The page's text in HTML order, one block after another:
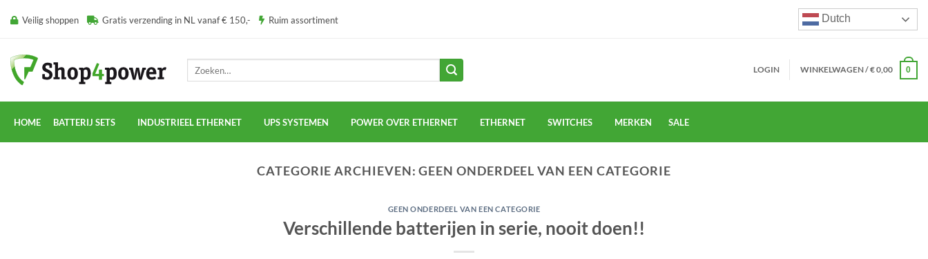
naar Veilig shoppen Gratis verzending in NL vanaf € 150,- Ruim assortiment Dutch
LOGIN WINKELWAGEN /€0,00 0
HOME BATTERIJ SETS INDUSTRIEEL ETHERNET UPS SYSTEMEN POWER OVER ETHERNET ETHERNET SWITCHES MERKEN SALE
CATEGORIE ARCHIEVEN:GEEN ONDERDEEL VAN EEN CATEGORIE
GEEN ONDERDEEL VAN EEN CATEGORIE
Verschillende batterijen in serie, nooit doen!!